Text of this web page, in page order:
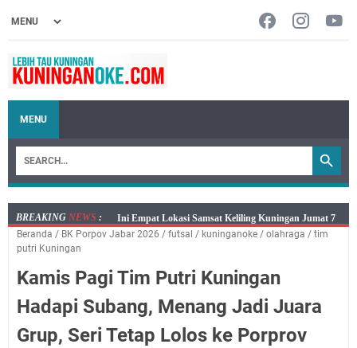
MENU
BREAKING NEWS :
Jumat 7 Agustus 2026 Mobil SIM Keliling Ada di
Kecamatan Sindangagung
Dicabut Dari Hidupmu, Kamu Akan Tetap Berjalan
Kelaparan Meskipun Memiliki Sekarung Penuh Uang
Salat Lima Waktu itu Bukan Cuma Kewajiban, Tapi
juga Tempat Beristirahat yang Paling Menenangkan, Ini
Beranda / BK Porpov Jabar 2026 / futsal / kuninganoke / olahraga / tim
putri Kuningan
Kamis Pagi Tim Putri Kuningan
Hadapi Subang, Menang Jadi Juara
Grup, Seri Tetap Lolos ke Porprov